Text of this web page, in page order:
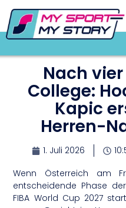
Nach
College:
Kapic
Herren-
1. Juli 2026
Wenn Österreich am
entscheidende Phase
FIBA World Cup 2027